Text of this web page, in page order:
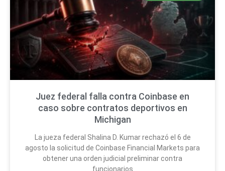
Juez federal falla contra Coinbase en
caso sobre contratos deportivos en
Michigan
La jueza federal Shalina D. Kumar rechazó el 6 de
agosto la solicitud de Coinbase Financial Markets para
obtener una orden judicial preliminar contra
funcionarios